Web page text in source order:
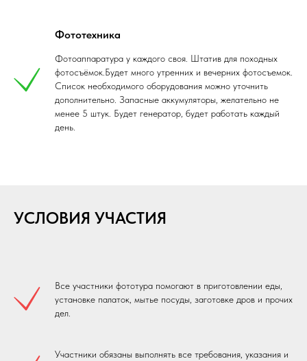
Фототехника
Фотоаппаратура у каждого своя. Штатив для походных
фотосъёмок.Будет много утренних и вечерних фотосъемок.
Список необходимого оборудования можно уточнить
дополнительно. Запасные аккумуляторы, желательно не
менее 5 штук. Будет генератор, будет работать каждый
день.
УСЛОВИЯ УЧАСТИЯ
Все участники фототура помогают в приготовлении еды,
установке палаток, мытье посуды, заготовке дров и прочих
дел.
Участники обязаны выполнять все требования, указания и